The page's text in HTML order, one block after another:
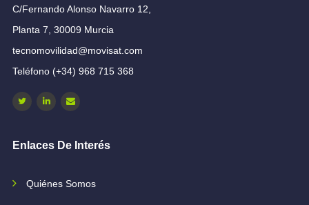
C/Fernando Alonso Navarro 12,
Planta 7, 30009 Murcia
tecnomovilidad@movisat.com
Teléfono (+34) 968 715 368
Enlaces De Interés
Quiénes Somos